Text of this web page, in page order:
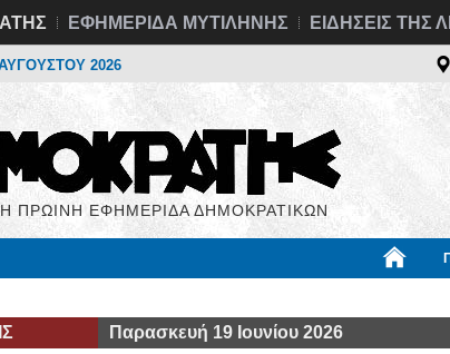
ΕΦΗΜΕΡΙΔΑ ΜΥΤΙΛΗΝΗΣ ΕΙΔΗΣΕΙΣ ΤΗΣ
2026
ΠΡΩΙΝΗ ΕΦΗΜΕΡΙΔΑ ΔΗΜΟΚΡΑΤΙΚΩΝ
Παρασκευή 19 Ιουνίου 2026